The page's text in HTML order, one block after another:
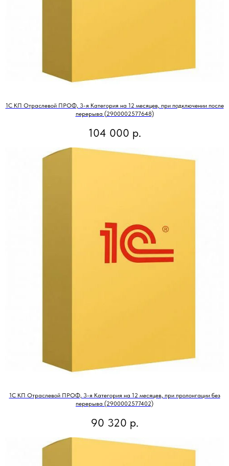
1С КП Отраслевой ПРОФ, 3-я Категория на 12 месяцев, при подключении после
перерыва (2900002577648)
104 000 р.
1С КП Отраслевой ПРОФ, 3-я Категория на 12 месяцев, при пролонгации без
перерыва (2900002577402)
90 320 р.